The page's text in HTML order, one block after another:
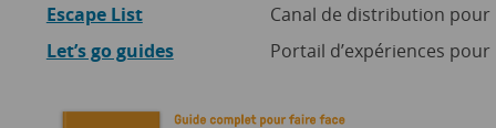
Escape List
Canal de distribution pour
Let’s go guides
Portail d’expériences